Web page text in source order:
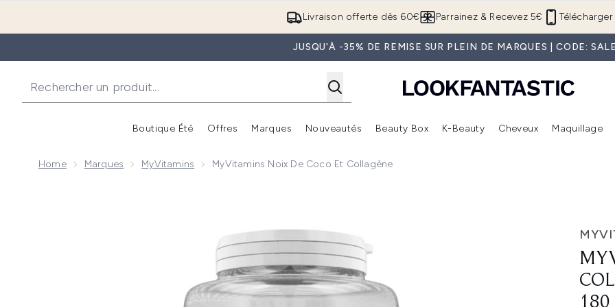
Passer au contenu principal
Livraison offerte dès 60€ Télécharger
Parrainez & Recevez 5€
JUSQU'À -35% DE REMISE SUR PLEIN DE MARQUES | CODE:
Boutique Été
Accédez au sous-menu (Boutique Été )
Offres
Accédez au sous-menu (Offres)
Marques
Accédez au sous-menu (Marques)
Nouveautés
Accédez au sous-menu (Nouveautés)
Beauty Box
Accédez au sous-menu (Beauty Box)
K-Beauty Cheveux Maquillage
Home Marques MyVitamins MyVitamins Noix De Coco Et Collagène
180